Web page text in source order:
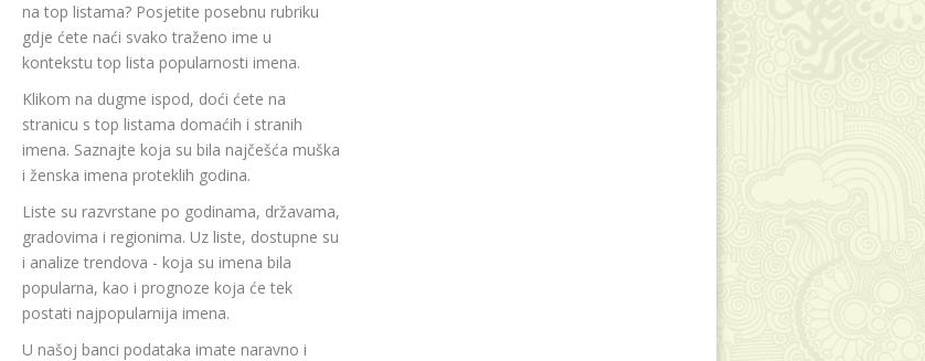
na top listama? Posjetite posebnu rubriku
gdje ćete naći svako traženo ime u
kontekstu top lista popularnosti imena.
Klikom na dugme ispod, doći ćete na
stranicu s top listama domaćih i stranih
imena. Saznajte koja su bila najčešća muška
i ženska imena proteklih godina.
Liste su razvrstane po godinama, državama,
gradovima i regionima. Uz liste, dostupne su
i analize trendova - koja su imena bila
popularna, kao i prognoze koja će tek
postati najpopularnija imena.
U našoj banci podataka imate naravno i